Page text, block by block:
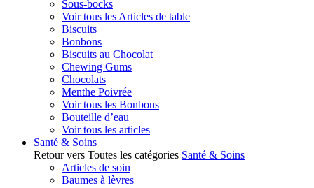
Sous-bocks
Voir tous les Articles de table
Biscuits
Bonbons
Biscuits au Chocolat
Chewing Gums
Chocolats
Menthe Poivrée
Voir tous les Bonbons
Bouteille d’eau
Voir tous les articles
Santé & Soins
Retour vers Toutes les catégories Santé & Soins
Articles de soin
Baumes à lèvres